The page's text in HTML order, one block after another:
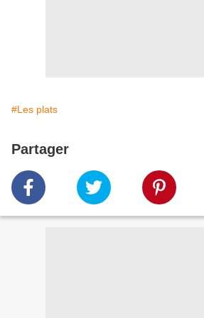
#Les plats
Partager